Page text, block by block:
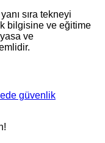
sıra tekneyi
bilgisine ve eğitime
ve
güvenlik